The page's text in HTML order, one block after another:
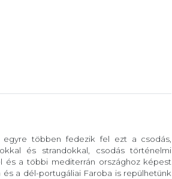
egyre többen fedezik fel ezt a csodás,
és strandokkal, csodás történelmi
és a többi mediterrán országhoz képest
a dél-portugáliai Faroba is repülhetünk